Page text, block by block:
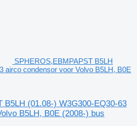
SPHEROS,EBMPAPST B5LH
airco condensor voor Volvo B5LH, B0E
B5LH (01.08-) W3G300-EQ30-63
B5LH, B0E (2008-) bus